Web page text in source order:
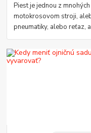
Piest je jednou z
motokrosovom stroji,
pneumatiky, alebo reťaz,